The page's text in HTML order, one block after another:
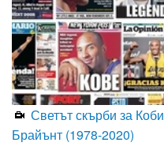
Светът скърби за Коби
Брайънт (1978-2020)